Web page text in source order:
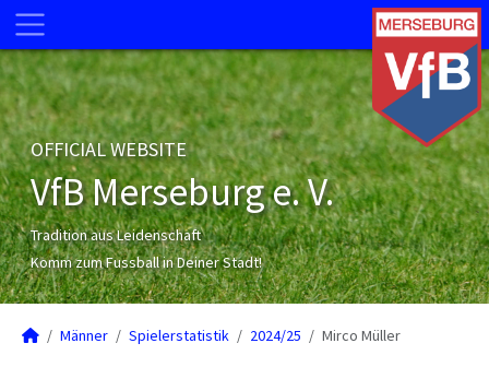
OFFICIAL WEBSITE
VfB Merseburg e. V.
Tradition aus Leidenschaft
Komm zum Fussball in Deiner Stadt!
Männer Spielerstatistik 2024/25 Mirco Müller